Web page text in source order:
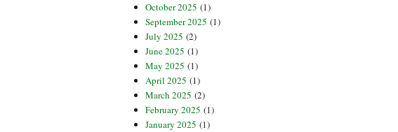
October 2025 (1)
September 2025 (1)
July 2025 (2)
June 2025 (1)
May 2025 (1)
April 2025 (1)
March 2025 (2)
February 2025 (1)
January 2025 (1)